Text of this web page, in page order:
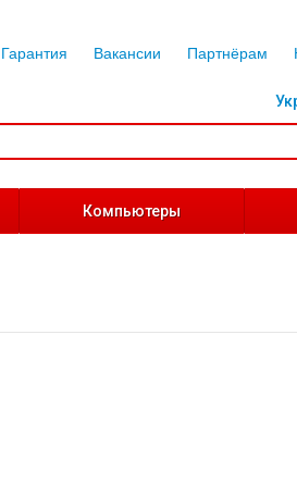
Гарантия Вакансии Партнёрам
Компьютеры